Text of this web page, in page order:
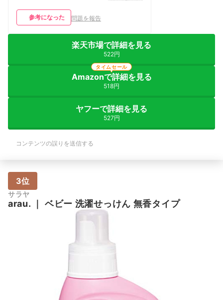
参考になった 問題を報告
楽天市場で詳細を見る
522円
Amazonで詳細を見る
518円
タイムセール
ヤフーで詳細を見る
527円
コンテンツの誤りを送信する
3位
サラヤ
arau. ベビー 洗濯せっけん 無香タイプ